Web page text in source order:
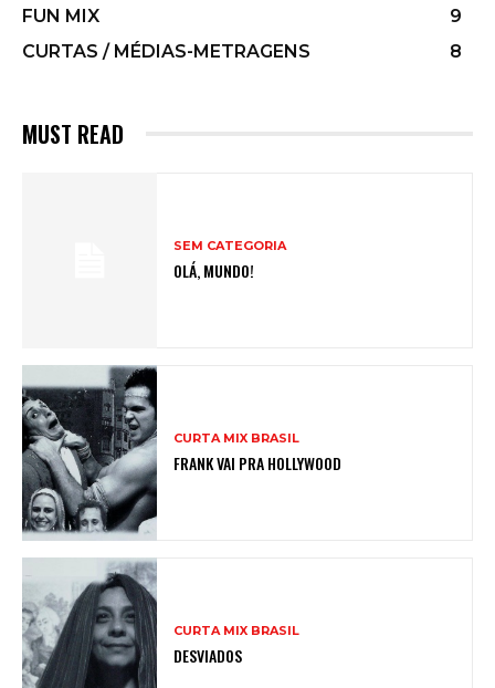
FUN MIX
9
CURTAS / MÉDIAS-METRAGENS
8
MUST READ
SEM CATEGORIA
OLÁ, MUNDO!
CURTA MIX BRASIL
FRANK VAI PRA HOLLYWOOD
CURTA MIX BRASIL
DESVIADOS